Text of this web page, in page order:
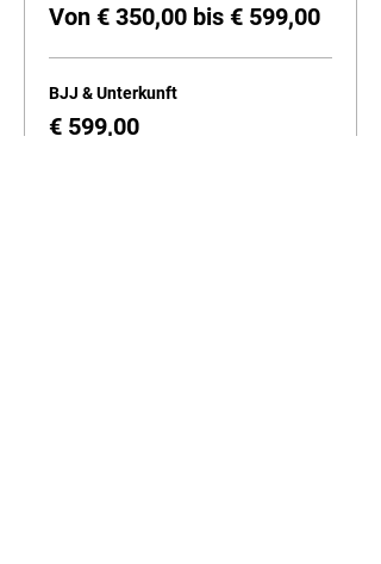
Von € 350,00 bis € 599,00
BJJ & Unterkunft
€ 599,00